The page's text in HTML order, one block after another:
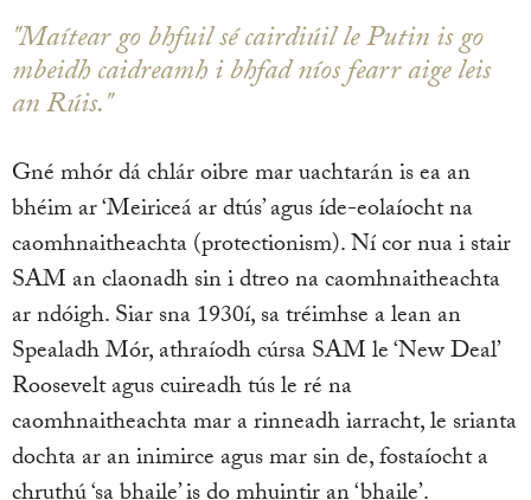
"Maítear go bhfuil sé cairdiúil le Putin is go
mbeidh caidreamh i bhfad níos fearr aige leis
an Rúis."
Gné mhór dá chlár oibre mar uachtarán is ea an
bhéim ar ‘Meiriceá ar dtús’ agus íde-eolaíocht na
caomhnaitheachta (protectionism). Ní cor nua i stair
SAM an claonadh sin i dtreo na caomhnaitheachta
ar ndóigh. Siar sna 1930í, sa tréimhse a lean an
Spealadh Mór, athraíodh cúrsa SAM le ‘New Deal’
Roosevelt agus cuireadh tús le ré na
caomhnaitheachta mar a rinneadh iarracht, le srianta
dochta ar an inimirce agus mar sin de, fostaíocht a